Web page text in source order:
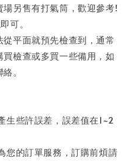
另售有打氣筒，歡迎參考!
可。
平面就預先檢查到，通常
檢查或多買一些備用，如
。
些許誤差，誤差值在1~2
您的訂單服務，訂購前煩請